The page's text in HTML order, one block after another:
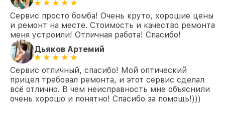
Сервис просто бомба! Очень круто, хорошие цены
и ремонт на месте. Стоимость и качество ремонта
меня устроили! Отличная работа! Спасибо!
Дьяков Артемий
Сервис отличный, спасибо! Мой оптический
прицел требовал ремонта, и этот сервис сделал
всё отлично. В чем неисправность мне объяснили
очень хорошо и понятно! Спасибо за помощь!)))